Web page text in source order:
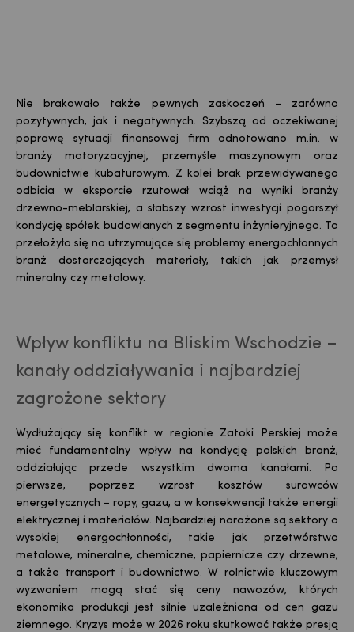
Nie brakowało także pewnych zaskoczeń – zarówno
pozytywnych, jak i negatywnych. Szybszą od oczekiwanej
poprawę sytuacji finansowej firm odnotowano m.in. w
branży motoryzacyjnej, przemyśle maszynowym oraz
budownictwie kubaturowym. Z kolei brak przewidywanego
odbicia w eksporcie rzutował wciąż na wyniki branży
drzewno-meblarskiej, a słabszy wzrost inwestycji pogorszył
kondycję spółek budowlanych z segmentu inżynieryjnego. To
przełożyło się na utrzymujące się problemy energochłonnych
branż dostarczających materiały, takich jak przemysł
mineralny czy metalowy.
Wpływ konfliktu na Bliskim Wschodzie –
kanały oddziaływania i najbardziej
zagrożone sektory
Wydłużający się konflikt w regionie Zatoki Perskiej może
mieć fundamentalny wpływ na kondycję polskich branż,
oddziałując przede wszystkim dwoma kanałami. Po
pierwsze, poprzez wzrost kosztów surowców
energetycznych – ropy, gazu, a w konsekwencji także energii
elektrycznej i materiałów. Najbardziej narażone są sektory o
wysokiej energochłonności, takie jak przetwórstwo
metalowe, mineralne, chemiczne, papiernicze czy drzewne,
a także transport i budownictwo. W rolnictwie kluczowym
wyzwaniem mogą stać się ceny nawozów, których
ekonomika produkcji jest silnie uzależniona od cen gazu
ziemnego. Kryzys może w 2026 roku skutkować także presją